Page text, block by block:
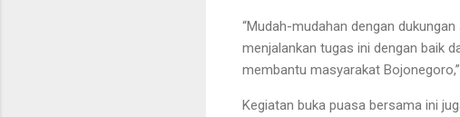
“Mudah-mudahan dengan
menjalankan tugas ini dengan baik
membantu masyarakat
Kegiatan buka puasa bersama ini